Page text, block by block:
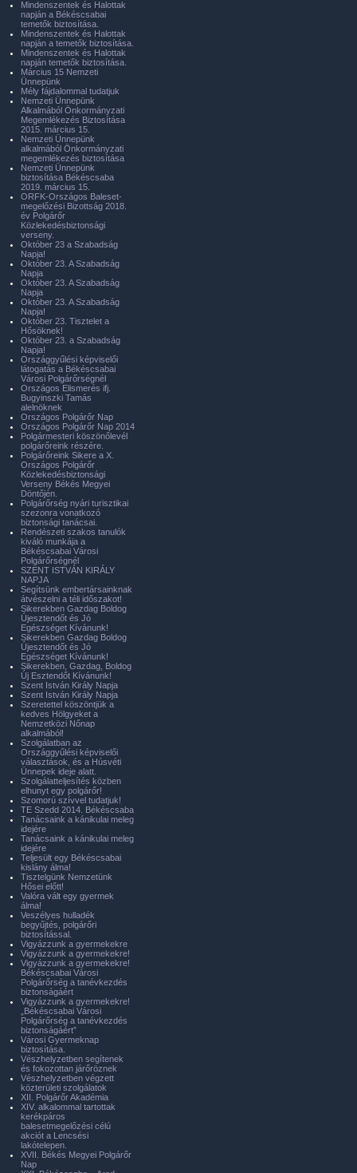
Mindenszentek és Halottak
napján a Békéscsabai
temetők biztosítása.
Mindenszentek és Halottak
napján a temetők biztosítása.
Mindenszentek és Halottak
napján temetők biztosítása.
Március 15 Nemzeti
Ünnepünk
Mély fájdalommal tudatjuk
Nemzeti Ünnepünk
Alkalmából Önkormányzati
Megemlékezés Biztosítása
2015. március 15.
Nemzeti Ünnepünk
alkalmából Önkormányzati
megemlékezés biztosítása
Nemzeti Ünnepünk
biztosítása Békéscsaba
2019. március 15.
ORFK-Országos Baleset-
megelőzési Bizottság 2018.
év Polgárőr
Közlekedésbiztonsági
verseny.
Október 23 a Szabadság
Napja!
Október 23. A Szabadság
Napja
Október 23. A Szabadság
Napja
Október 23. A Szabadság
Napja!
Október 23. Tisztelet a
Hősöknek!
Október 23. a Szabadság
Napja!
Országgyűlési képviselői
látogatás a Békéscsabai
Városi Polgárőrségnél
Országos Elismerés ifj.
Bugyinszki Tamás
alelnöknek
Országos Polgárőr Nap
Országos Polgárőr Nap 2014
Polgármesteri köszönőlevél
polgárőreink részére.
Polgárőreink Sikere a X.
Országos Polgárőr
Közlekedésbiztonsági
Verseny Békés Megyei
Döntőjén.
Polgárőrség nyári turisztikai
szezonra vonatkozó
biztonsági tanácsai.
Rendészeti szakos tanulók
kiváló munkája a
Békéscsabai Városi
Polgárőrségnél
SZENT ISTVÁN KIRÁLY
NAPJA
Segítsünk embertársainknak
átvészelni a téli időszakot!
Sikerekben Gazdag Boldog
Újesztendőt és Jó
Egészséget Kívánunk!
Sikerekben Gazdag Boldog
Újesztendőt és Jó
Egészséget Kívánunk!
Sikerekben, Gazdag, Boldog
Új Esztendőt Kívánunk!
Szent István Király Napja
Szent István Király Napja
Szeretettel köszöntjük a
kedves Hölgyeket a
Nemzetközi Nőnap
alkalmából!
Szolgálatban az
Országgyűlési képviselői
választások, és a Húsvéti
Ünnepek ideje alatt.
Szolgálatteljesítés közben
elhunyt egy polgárőr!
Szomorú szívvel tudatjuk!
TE Szedd 2014. Békéscsaba
Tanácsaink a kánikulai meleg
idejére
Tanácsaink a kánikulai meleg
idejére
Teljesült egy Békéscsabai
kislány álma!
Tisztelgünk Nemzetünk
Hősei előtt!
Valóra vált egy gyermek
álma!
Veszélyes hulladék
begyűjtés, polgárőri
biztosítással.
Vigyázzunk a gyermekekre
Vigyázzunk a gyermekekre!
Vigyázzunk a gyermekekre!
Békéscsabai Városi
Polgárőrség a tanévkezdés
biztonságáért
Vigyázzunk a gyermekekre!
„Békéscsabai Városi
Polgárőrség a tanévkezdés
biztonságáért”
Városi Gyermeknap
biztosítása.
Vészhelyzetben segítenek
és fokozottan járőröznek
Vészhelyzetben végzett
közterületi szolgálatok
XII. Polgárőr Akadémia
XIV. alkalommal tartottak
kerékpáros
balesetmegelőzési célú
akciót a Lencsési
lakótelepen.
XVII. Békés Megyei Polgárőr
Nap